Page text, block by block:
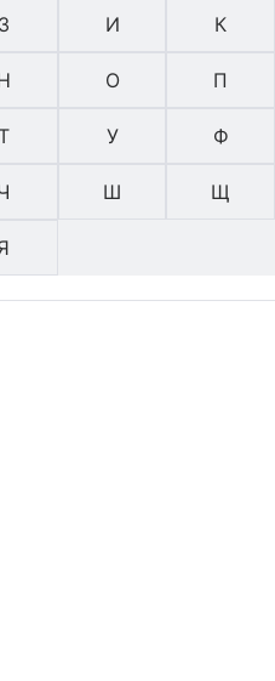
З И К
О П
У Ф
Ш Щ